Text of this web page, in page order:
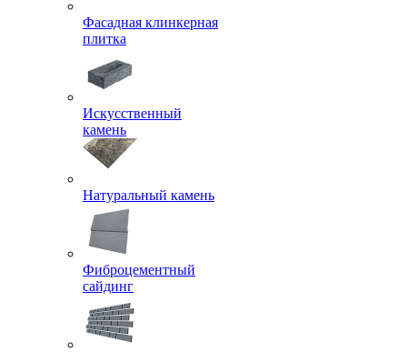
Фасадная клинкерная
плитка
Искусственный
камень
Натуральный камень
Фиброцементный
сайдинг